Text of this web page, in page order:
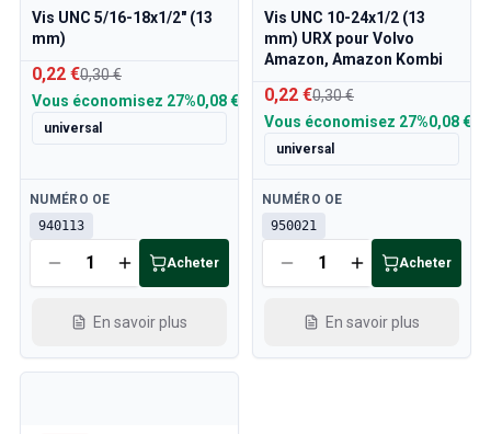
Vis UNC 5/16-18x1/2" (13
mm)
0,22 €0,30 €
Vous économisez 27%0,08 €
universal
Disponible
NUMÉRO OE
940113
Acheter
En savoir plus
Vis UNC 10-24x1/2 (13
mm) URX pour Volvo
Amazon, Amazon Kombi
0,22 €0,30 €
Vous économisez 27%0,08 €
universal
Disponible
NUMÉRO OE
950021
Acheter
En savoir plus